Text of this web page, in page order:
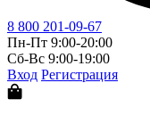
8 800 201-09-67
Пн-Пт 9:00-20:00
Сб-Вс 9:00-19:00
Вход Регистрация